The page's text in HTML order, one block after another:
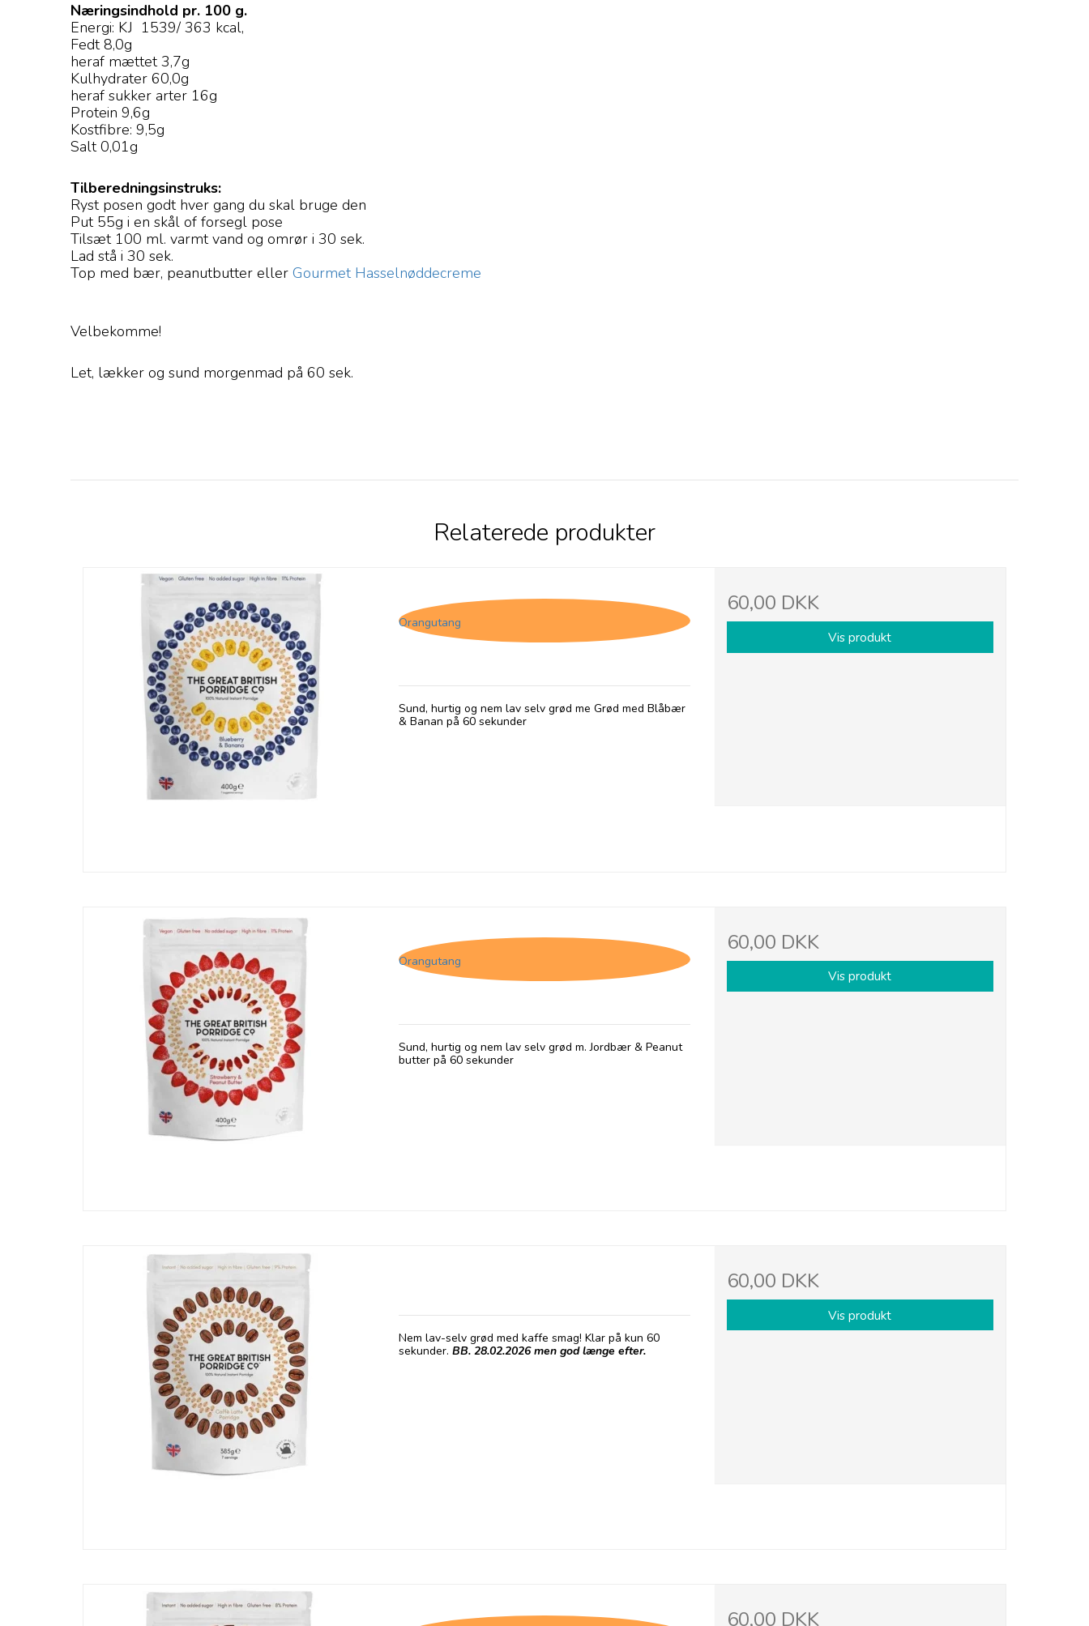
Næringsindhold pr. 100 g.
Energi: KJ 1539/ 363 kcal,
Fedt 8,0g
heraf mættet 3,7g
Kulhydrater 60,0g
heraf sukker arter 16g
Protein 9,6g
Kostfibre: 9,5g
Salt 0,01g
Tilberedningsinstruks:
Ryst posen godt hver gang du skal bruge den
Put 55g i en skål of forsegl pose
Tilsæt 100 ml. varmt vand og omrør i 30 sek.
Lad stå i 30 sek.
Top med bær, peanutbutter eller Gourmet Hasselnøddecreme
Velbekomme!
Let, lækker og sund morgenmad på 60 sek.
Relaterede produkter
Orangutang
Sund, hurtig og nem lav selv grød me Grød med Blåbær
& Banan på 60 sekunder
60,00 DKK
Vis produkt
Orangutang
Sund, hurtig og nem lav selv grød m. Jordbær & Peanut
butter på 60 sekunder
60,00 DKK
Vis produkt
Nem lav-selv grød med kaffe smag! Klar på kun 60
sekunder.BB. 28.02.2026 men god længe efter.
60,00 DKK
Vis produkt
60,00 DKK